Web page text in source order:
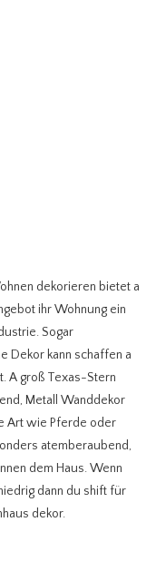
dekorieren bietet a
ihr Wohnung ein
Sogar
Dekor kann schaffen a
A groß Texas-Stern
Metall Wanddekor
Art wie Pferde oder
atemberaubend,
dem Haus. Wenn
dann du shift für
dekor.